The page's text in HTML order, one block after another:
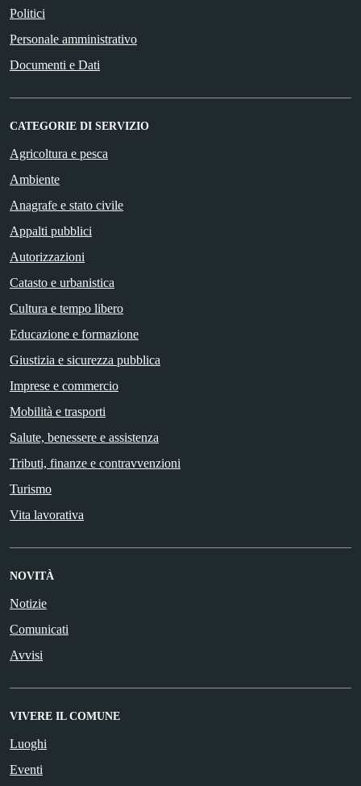
Politici
Personale amministrativo
Documenti e Dati
CATEGORIE DI SERVIZIO
Agricoltura e pesca
Ambiente
Anagrafe e stato civile
Appalti pubblici
Autorizzazioni
Catasto e urbanistica
Cultura e tempo libero
Educazione e formazione
Giustizia e sicurezza pubblica
Imprese e commercio
Mobilità e trasporti
Salute, benessere e assistenza
Tributi, finanze e contravvenzioni
Turismo
Vita lavorativa
NOVITÀ
Notizie
Comunicati
Avvisi
VIVERE IL COMUNE
Luoghi
Eventi